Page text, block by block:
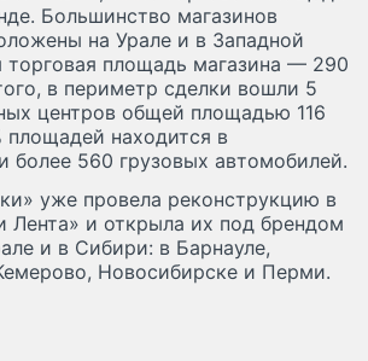
Большинство магазинов
на Урале и в Западной
торговая площадь магазина — 290
в периметр сделки вошли 5
центров общей площадью 116
площадей находится в
более 560 грузовых автомобилей.
уже провела реконструкцию в
Лента» и открыла их под брендом
и в Сибири: в Барнауле,
Новосибирске и Перми.